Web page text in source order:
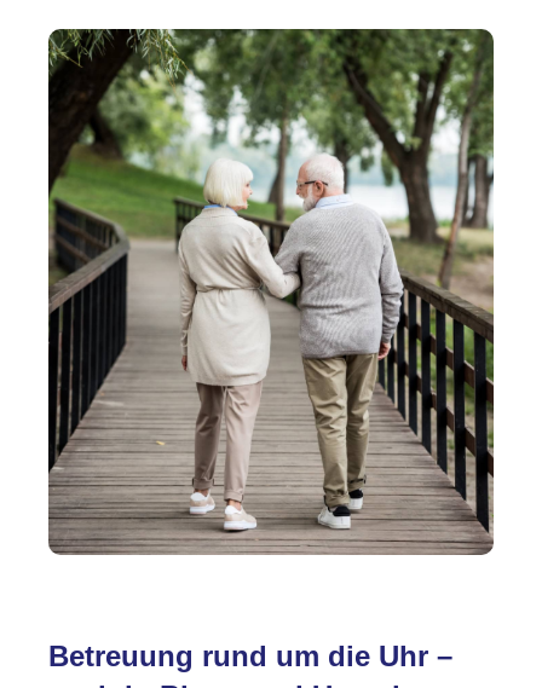
Betreuung rund um die Uhr –